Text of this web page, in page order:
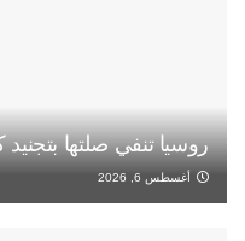
روسيا تنفي صلتها بتجنيد
أغسطس 6, 2026